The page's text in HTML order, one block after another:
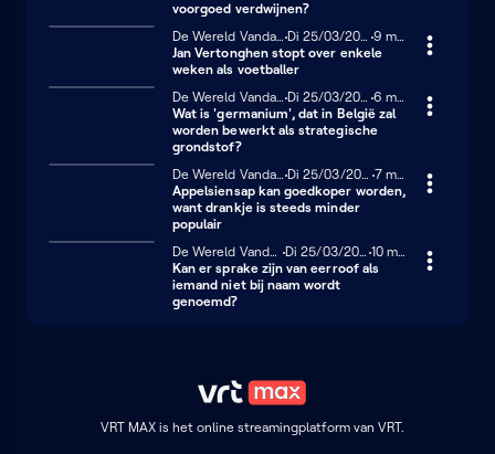
voorgoed verdwijnen?
De Wereld Vandaag Dinsdag 25 maart 2025
Di 25/03/2025 9 minuten
9 min
Jan Vertonghen stopt over enkele
weken als voetballer
De Wereld Vandaag Dinsdag 25 maart 2025
Di 25/03/2025 6 minuten
6 min
Wat is 'germanium', dat in België zal
worden bewerkt als strategische
grondstof?
De Wereld Vandaag Dinsdag 25 maart 2025
Di 25/03/2025 7 minuten
7 min
Appelsiensap kan goedkoper worden,
want drankje is steeds minder
populair
De Wereld Vandaag
Dinsdag 25 maart 2025
Di 25/03/2025 10 minuten
10 min
Kan er sprake zijn van eerroof als
iemand niet bij naam wordt
genoemd?
VRT MAX is het online streamingplatform van VRT.